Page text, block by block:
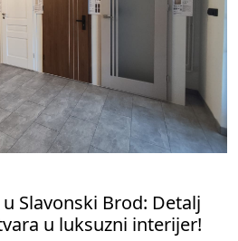
Slavonski Brod: Detalj
u luksuzni interijer!